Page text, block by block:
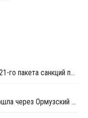
Euroactiv узнал, что ЕК исключила из 21-го пакета санкций против России
Первая за два месяца партия СПГ прошла через Ормузский пролив